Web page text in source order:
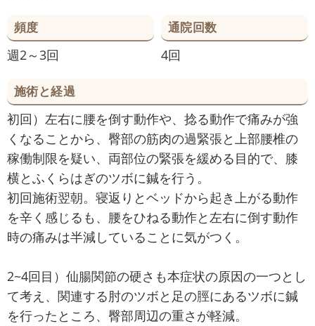
頻度
週2～3回
通院回数
4回
施術と経過
初回）左右に腰を倒す動作や、捻る動作で痛みが強
くなることから、臀部の筋肉の過緊張と上部腰椎の
稼働制限を疑い、両部位の緊張を緩める目的で、膝
横とふくらはぎのツボに鍼を行う。
初回施術翌朝。寝返りとベッドから起き上がる動作
を辛く感じるも、腰をひねる動作と左右に倒す動作
時の痛みは半減していることに気がつく。
2~4回目）仙腸関節の硬さも本症状の原因の一つとし
て考え、関連する肘のツボと足の脛にあるツボに鍼
を行ったところ、臀部周辺の重さが軽減。